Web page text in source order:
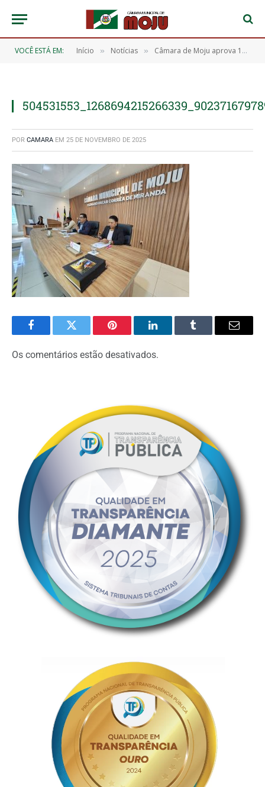
VOCÊ ESTÁ EM: Início » Notícias » Câmara de Moju aprova 16 requerimentos durante a 15ª Sessão Ordinária
POR CAMARA EM 25 DE NOVEMBRO DE 2025
FacebookTwitter Pinterest O
LinkedIn
Tumblr
E-
Os comentários estão desativados.